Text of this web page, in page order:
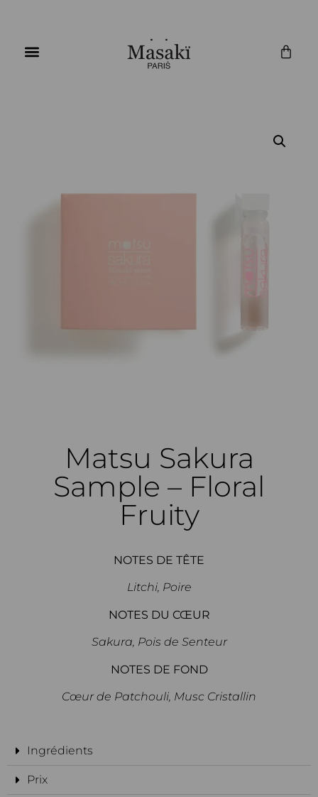
Matsu Sakura
Sample – Floral
Fruity
NOTES DE TÊTE
Litchi, Poire
NOTES DU CŒUR
Sakura, Pois de Senteur
NOTES DE FOND
Cœur de Patchouli, Musc Cristallin
Ingrédients
Prix